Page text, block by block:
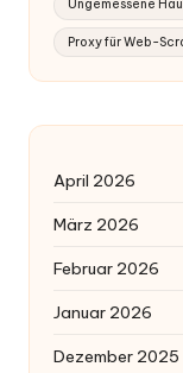
Ungemessene
Proxy für Web-
April 2026
März 2026
Februar 2026
Januar 2026
Dezember 2025